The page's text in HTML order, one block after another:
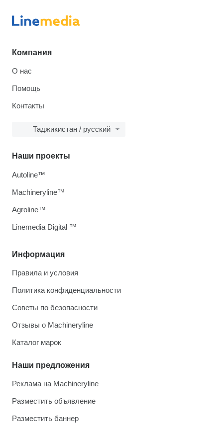
Компания
О нас
Помощь
Контакты
Таджикистан / русский
Информация
Правила и условия
Политика конфиденциальности
Советы по безопасности
Отзывы о Machineryline
Каталог марок
Наши предложения
Реклама на Machineryline
Разместить объявление
Разместить баннер
Наши проекты
Autoline™
Machineryline™
Agroline™
Linemedia Digital ™